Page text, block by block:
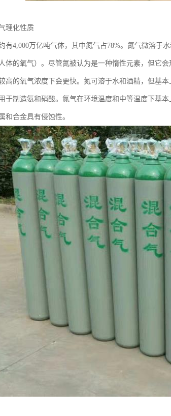
理化性质
有4,000万亿吨气体，其中氮气占78%。氮气微溶于
体的氧气）。尽管氮被认为是一种惰性元素，但它
高的氧气浓度下会更快。氮可溶于水和酒精，但基
于制造氨和硝酸。氮气在环境温度和中等温度下基
和合金具有侵蚀性。